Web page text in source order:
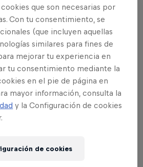
16 años cumplidos el 5 de
pueden
las preliminares?
que son necesarias por
Con tu consentimiento, se
(que incluyen aquellas
similares para fines de
mejorar tu experiencia en
tu consentimiento mediante la
en el pie de página en
mayor información, consulta la
y la Configuración de cookies
de cookies